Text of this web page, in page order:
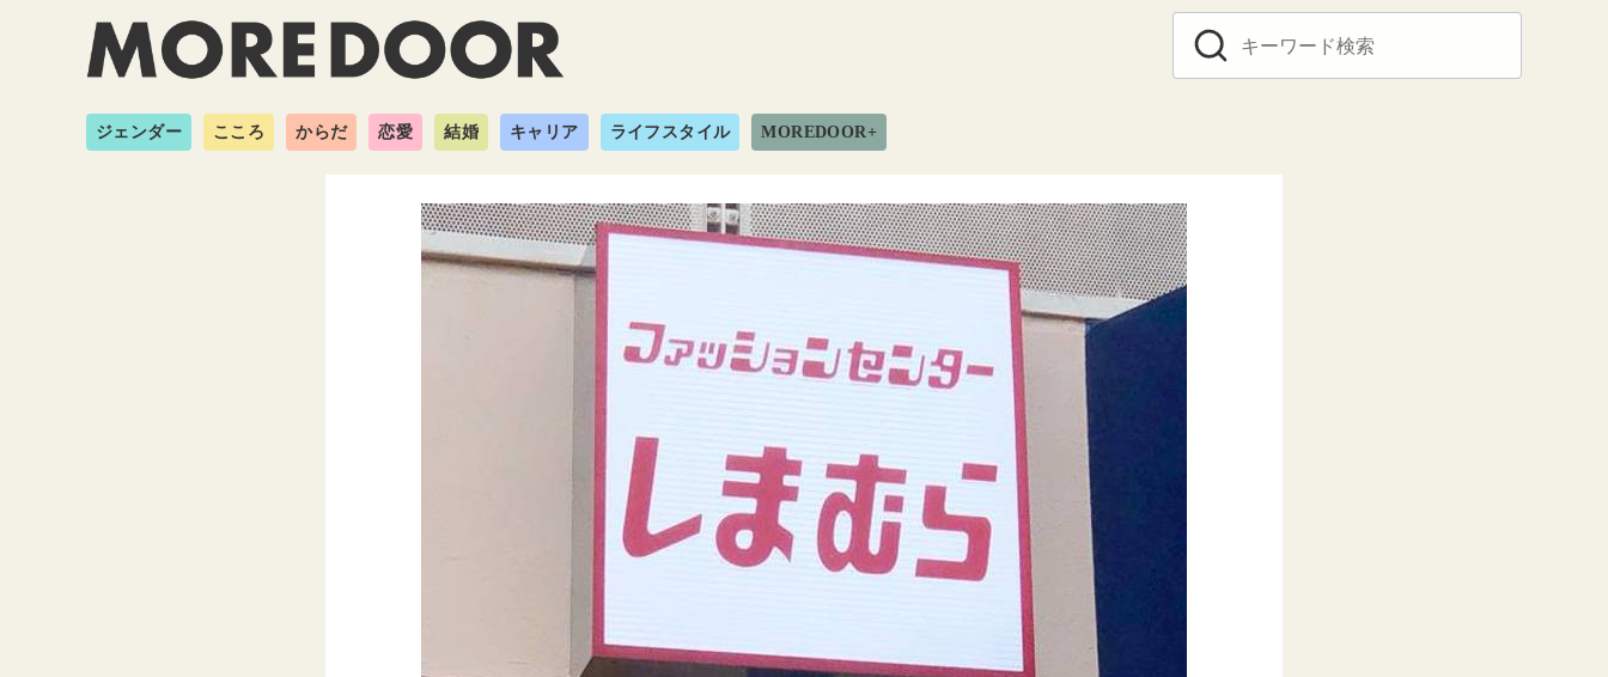
ジェンダー こころ からだ 恋愛 結婚 キャリア ライフスタイル MOREDOOR+